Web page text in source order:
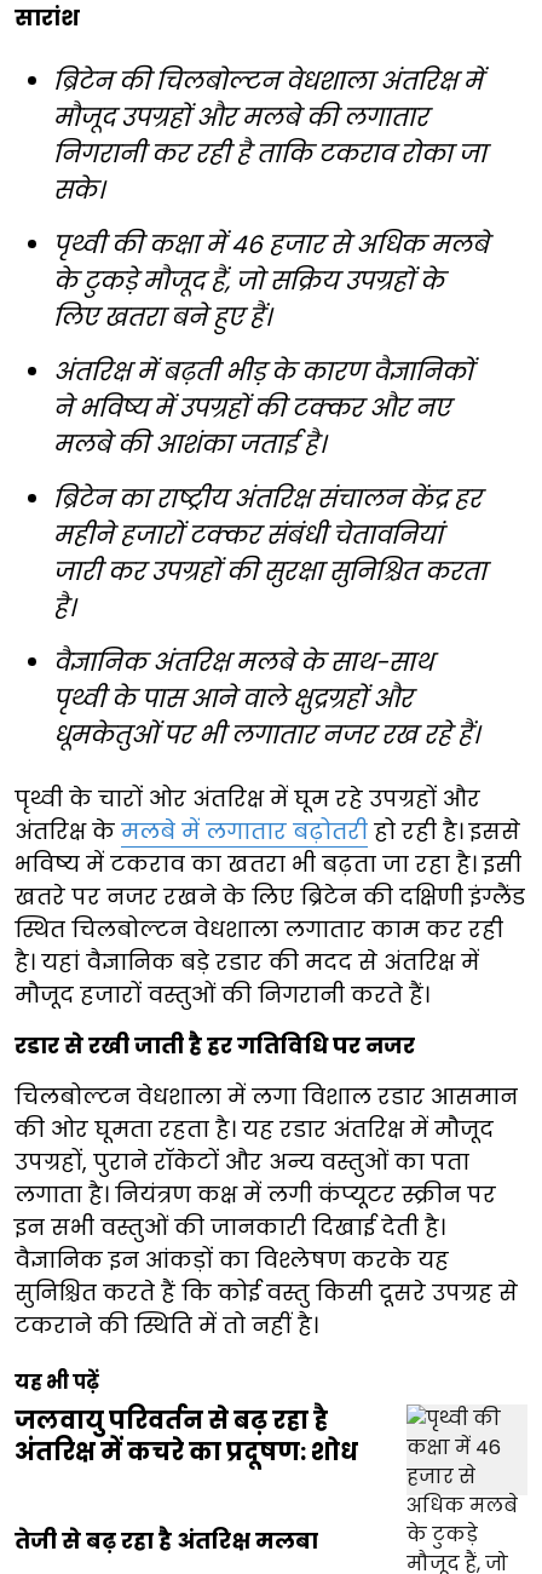
सारांश
ब्रिटेन की चिलबोल्टन वेधशाला अंतरिक्ष में
मौजूद उपग्रहों और मलबे की लगातार
निगरानी कर रही है ताकि टकराव रोका जा
सके।
पृथ्वी की कक्षा में 46 हजार से अधिक मलबे
के टुकड़े मौजूद हैं, जो सक्रिय उपग्रहों के
लिए खतरा बने हुए हैं।
अंतरिक्ष में बढ़ती भीड़ के कारण वैज्ञानिकों
ने भविष्य में उपग्रहों की टक्कर और नए
मलबे की आशंका जताई है।
ब्रिटेन का राष्ट्रीय अंतरिक्ष संचालन केंद्र हर
महीने हजारों टक्कर संबंधी चेतावनियां
जारी कर उपग्रहों की सुरक्षा सुनिश्चित करता
है।
वैज्ञानिक अंतरिक्ष मलबे के साथ-साथ
पृथ्वी के पास आने वाले क्षुद्रग्रहों और
धूमकेतुओं पर भी लगातार नजर रख रहे हैं।
पृथ्वी के चारों ओर अंतरिक्ष में घूम रहे उपग्रहों और
अंतरिक्ष के मलबे में लगातार बढ़ोतरी हो रही है। इससे
भविष्य में टकराव का खतरा भी बढ़ता जा रहा है। इसी
खतरे पर नजर रखने के लिए ब्रिटेन की दक्षिणी इंग्लैंड
स्थित चिलबोल्टन वेधशाला लगातार काम कर रही
है। यहां वैज्ञानिक बड़े रडार की मदद से अंतरिक्ष में
मौजूद हजारों वस्तुओं की निगरानी करते हैं।
रडार से रखी जाती है हर गतिविधि पर नजर
चिलबोल्टन वेधशाला में लगा विशाल रडार आसमान
की ओर घूमता रहता है। यह रडार अंतरिक्ष में मौजूद
उपग्रहों, पुराने रॉकेटों और अन्य वस्तुओं का पता
लगाता है। नियंत्रण कक्ष में लगी कंप्यूटर स्क्रीन पर
इन सभी वस्तुओं की जानकारी दिखाई देती है।
वैज्ञानिक इन आंकड़ों का विश्लेषण करके यह
सुनिश्चित करते हैं कि कोई वस्तु किसी दूसरे उपग्रह से
टकराने की स्थिति में तो नहीं है।
यह भी पढ़ें
जलवायु परिवर्तन से बढ़ रहा है
अंतरिक्ष में कचरे का प्रदूषण: शोध
तेजी से बढ़ रहा है अंतरिक्ष मलबा